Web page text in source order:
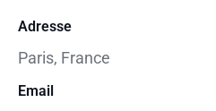
Adresse
Paris, France
Email